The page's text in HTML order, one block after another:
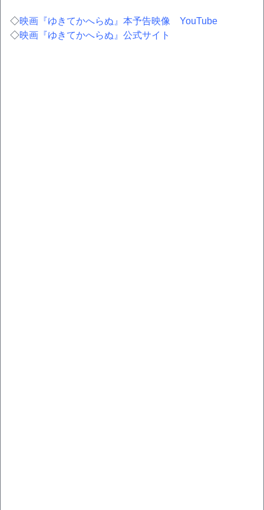
◇映画『ゆきてかへらぬ』本予告映像 YouTube
◇映画『ゆきてかへらぬ』公式サイト